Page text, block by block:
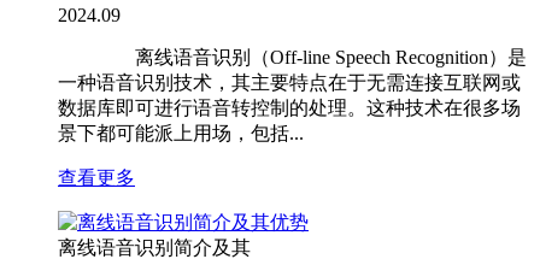
2024.09
离线语音识别（Off-line Speech Recognition）是
一种语音识别技术，其主要特点在于无需连接互联网或
数据库即可进行语音转控制的处理。这种技术在很多场
景下都可能派上用场，包括...
查看更多
离线语音识别简介及其